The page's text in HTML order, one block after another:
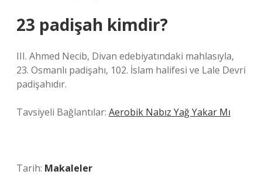
23 padişah kimdir?
III. Ahmed Necib, Divan edebiyatındaki mahlasıyla,
23. Osmanlı padişahı, 102. İslam halifesi ve Lale Devri
padişahıdır.
Tavsiyeli Bağlantılar: Aerobik Nabız Yağ Yakar Mı
Tarih: Makaleler